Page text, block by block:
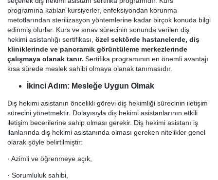
programına katılan kursiyerler, enfeksiyondan korunma
metotlarından sterilizasyon yöntemlerine kadar birçok konuda bilgi
edinmiş olurlar. Kurs ve sınav sürecinin sonunda verilen diş
hekimi asistanlığı sertifikası, özel sektörde hastanelerde, diş
kliniklerinde ve panoramik görüntüleme merkezlerinde
çalışmaya olanak tanır. Sertifika programının en önemli avantajı
kısa sürede meslek sahibi olmaya olanak tanımasıdır.
İkinci Adım: Mesleğe Uygun Olmak
Diş hekimi asistanın öncelikli görevi diş hekimliği sürecinin iletişim
sürecini yönetmektir. Dolayısıyla diş hekimi asistanlarının etkili
iletişim becerilerine sahip olması gerekir. Diş hekimi asistanı iş
ilanlarında diş hekimi asistanında olması gereken nitelikler genel
olarak şöyle belirtilmiştir:
· Azimli ve öğrenmeye açık,
· Sorumluluk sahibi,